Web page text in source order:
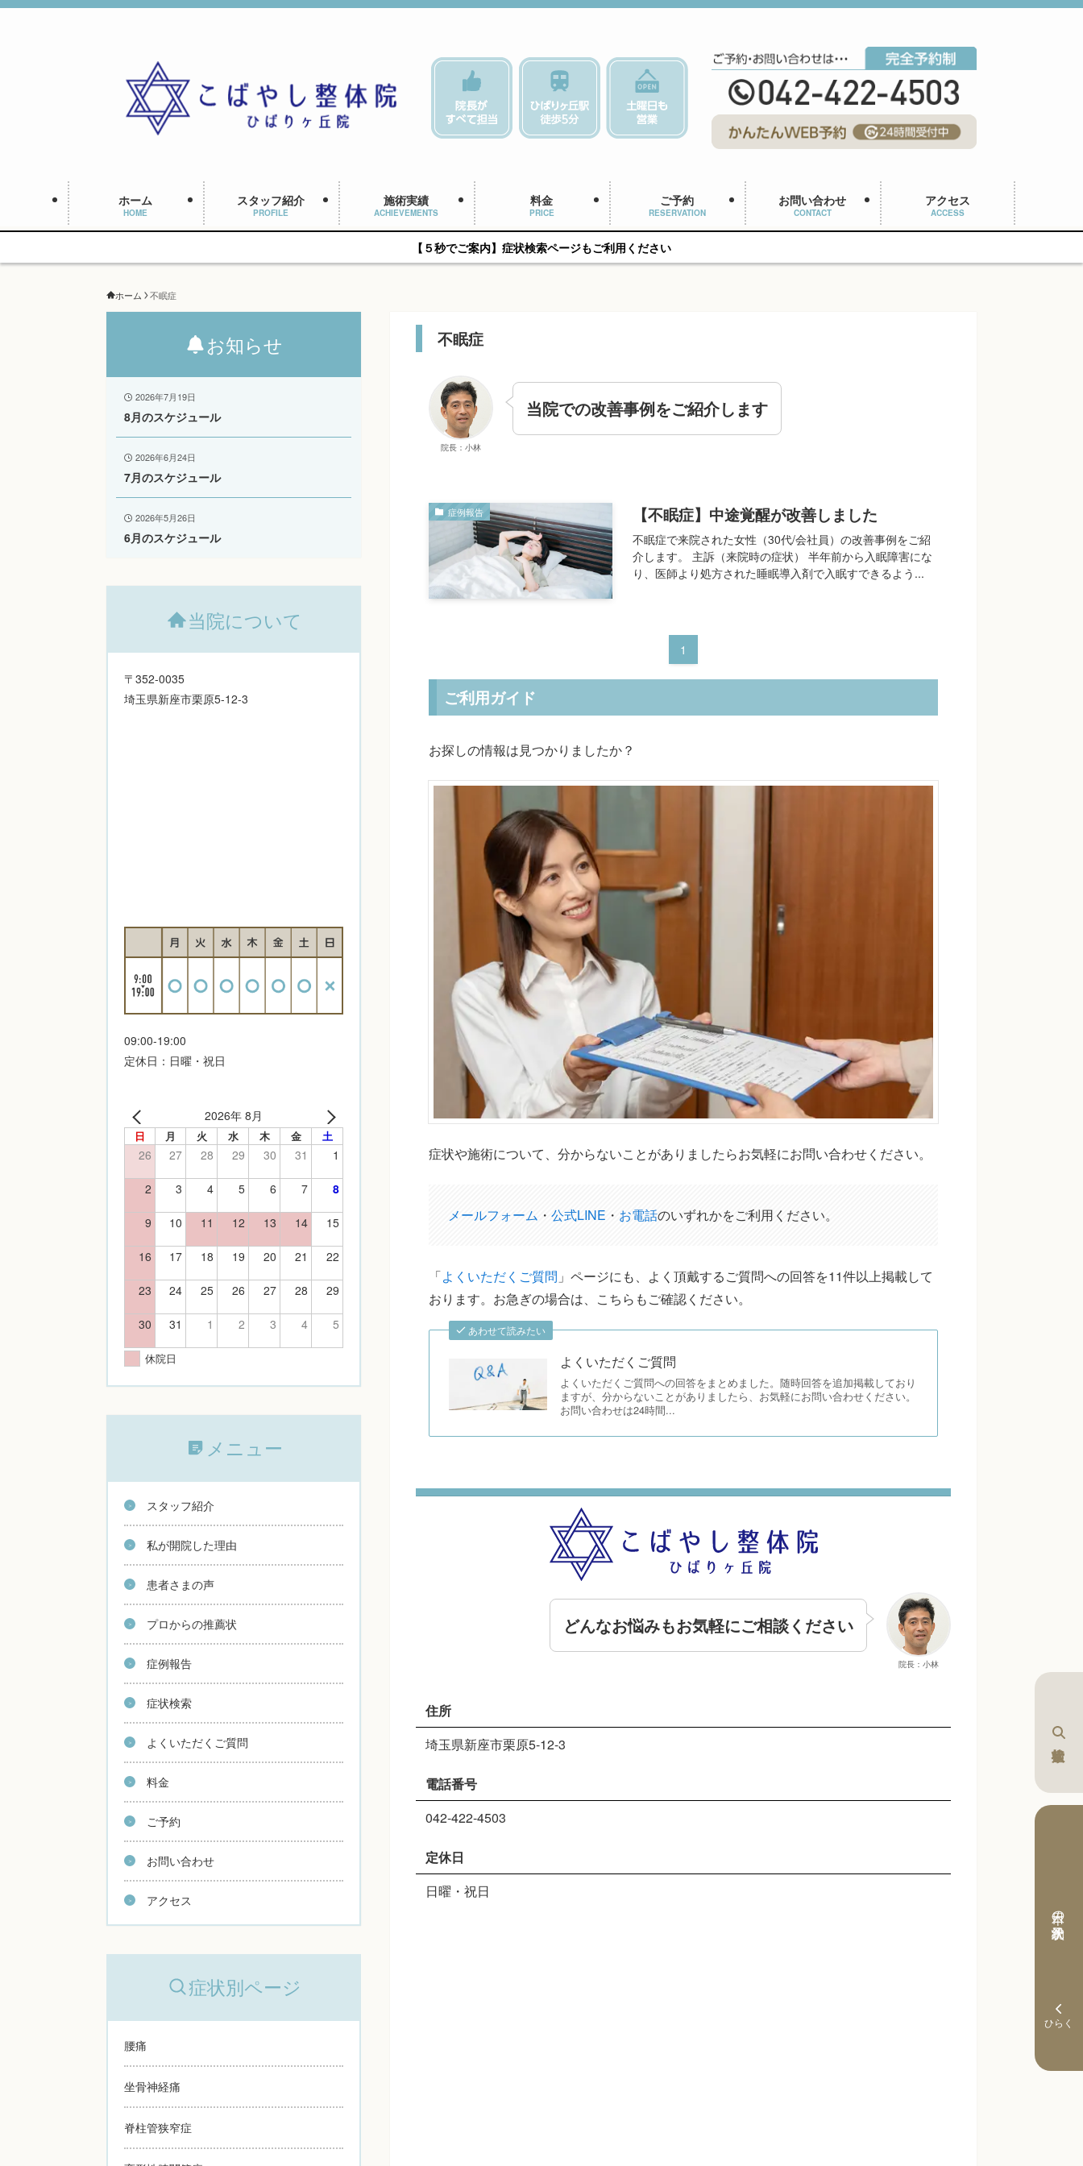
ホーム
HOME
スタッフ紹介
PROFILE
施術実績
ACHIEVEMENTS
料金
PRICE
ご予約
RESERVATION
お問い合わせ
CONTACT
アクセス
ACCESS
【５秒でご案内】症状検索ページもご利用ください
ホーム 不眠症
不眠症
院長：小林
当院での改善事例をご紹介します
症例報告 【不眠症】中途覚醒が改善しました
不眠症で来院された女性（30代/会社員）の改善事例をご紹
介します。 主訴（来院時の症状） 半年前から入眠障害にな
り、医師より処方された睡眠導入剤で入眠すできるよう...
1
ご利用ガイド
お探しの情報は見つかりましたか？
症状や施術について、分からないことがありましたらお気軽にお問い合わせください。
メールフォーム ・ 公式LINE ・ お電話のいずれかをご利用ください。
「よくいただくご質問 」ページにも、よく頂戴するご質問への回答を11件以上掲載して
おります。お急ぎの場合は、こちらもご確認ください。
あわせて読みたい
よくいただくご質問
よくいただくご質問への回答をまとめました。随時回答を追加掲載しており
ますが、分からないことがありましたら、お気軽にお問い合わせください。
お問い合わせは24時間...
院長：小林
どんなお悩みもお気軽にご相談ください
住所
埼玉県新座市栗原5-12-3
電話番号
042-422-4503
定休日
日曜・祝日
お知らせ
2026年7月19日
8月のスケジュール
2026年6月24日
7月のスケジュール
2026年5月26日
6月のスケジュール
当院について
〒352-0035
埼玉県新座市栗原5-12-3
09:00-19:00
定休日：日曜・祝日
2026年 8月
日 月 火 水 木 金 土
26 27 28 29 30 31 1
2 3 4 5 6 7 8
9 10 11 12 13 14 15
16 17 18 19 20 21 22
23 24 25 26 27 28 29
30 31 1 2 3 4 5
休院日
メニュー
スタッフ紹介
私が開院した理由
患者さまの声
プロからの推薦状
症例報告
症状検索
よくいただくご質問
料金
ご予約
お問い合わせ
アクセス
症状別ページ
腰痛
坐骨神経痛
脊柱管狭窄症
本日の予約状況